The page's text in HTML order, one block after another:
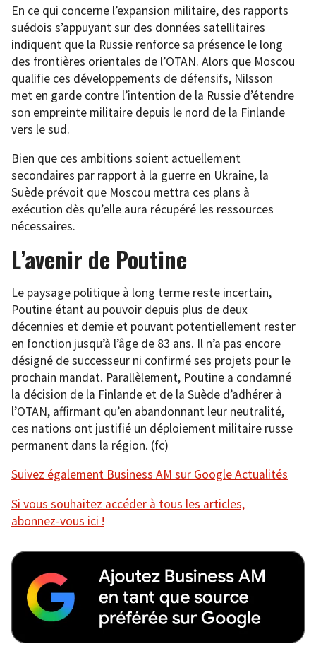
En ce qui concerne l’expansion militaire, des rapports
suédois s’appuyant sur des données satellitaires
indiquent que la Russie renforce sa présence le long
des frontières orientales de l’OTAN. Alors que Moscou
qualifie ces développements de défensifs, Nilsson
met en garde contre l’intention de la Russie d’étendre
son empreinte militaire depuis le nord de la Finlande
vers le sud.
Bien que ces ambitions soient actuellement
secondaires par rapport à la guerre en Ukraine, la
Suède prévoit que Moscou mettra ces plans à
exécution dès qu’elle aura récupéré les ressources
nécessaires.
L’avenir de Poutine
Le paysage politique à long terme reste incertain,
Poutine étant au pouvoir depuis plus de deux
décennies et demie et pouvant potentiellement rester
en fonction jusqu’à l’âge de 83 ans. Il n’a pas encore
désigné de successeur ni confirmé ses projets pour le
prochain mandat. Parallèlement, Poutine a condamné
la décision de la Finlande et de la Suède d’adhérer à
l’OTAN, affirmant qu’en abandonnant leur neutralité,
ces nations ont justifié un déploiement militaire russe
permanent dans la région. (fc)
Suivez également Business AM sur Google Actualités
Si vous souhaitez accéder à tous les articles,
abonnez-vous ici !